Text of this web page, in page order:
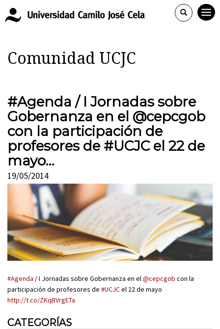
Comunidad UCJC
#Agenda / I Jornadas sobre
Gobernanza en el @cepcgob
con la participación de
profesores de #UCJC el 22 de
mayo…
19/05/2014
#Agenda / I Jornadas sobre Gobernanza en el @cepcgob con la
participación de profesores de #UCJCel 22 de mayo
http://t.co/ZKqBVrgETa
CATEGORÍAS